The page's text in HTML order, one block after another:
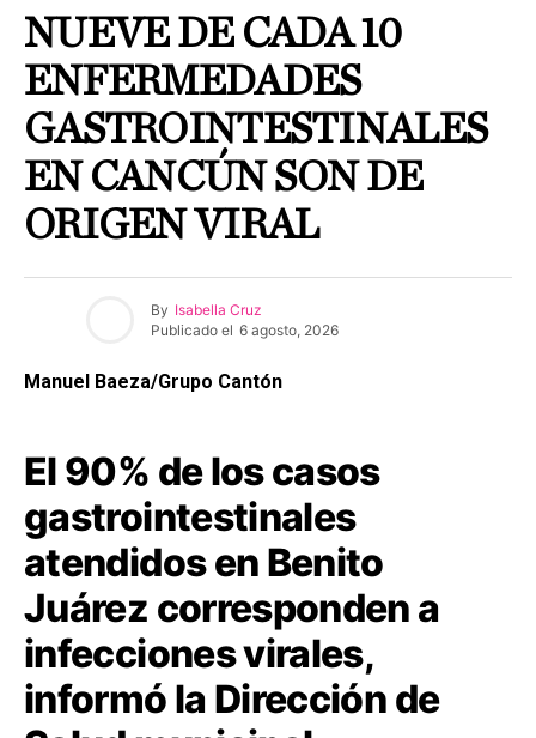
NUEVE DE CADA 10
ENFERMEDADES
GASTROINTESTINALES
EN CANCÚN SON DE
ORIGEN VIRAL
By Isabella Cruz
Publicado el 6 agosto, 2026
Manuel Baeza/Grupo Cantón
El 90% de los casos
gastrointestinales
atendidos en Benito
Juárez corresponden a
infecciones virales,
informó la Dirección de